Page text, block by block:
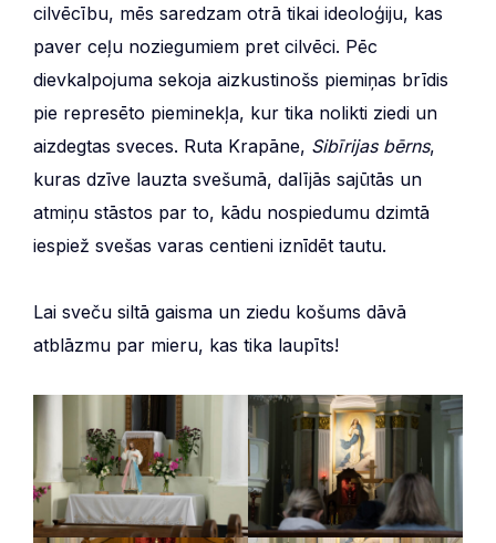
cilvēcību, mēs saredzam otrā tikai ideoloģiju, kas
paver ceļu noziegumiem pret cilvēci. Pēc
dievkalpojuma sekoja aizkustinošs piemiņas brīdis
pie represēto pieminekļa, kur tika nolikti ziedi un
aizdegtas sveces. Ruta Krapāne, Sibīrijas bērns,
kuras dzīve lauzta svešumā, dalījās sajūtās un
atmiņu stāstos par to, kādu nospiedumu dzimtā
iespiež svešas varas centieni iznīdēt tautu.
Lai sveču siltā gaisma un ziedu košums dāvā
atblāzmu par mieru, kas tika laupīts!